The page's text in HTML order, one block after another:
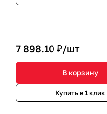
7 898.10 ₽/шт
В корзину
Купить в 1 клик